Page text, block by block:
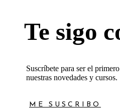
Te sigo
Suscríbete para ser el
nuestras novedades y cursos.
ME SUSCRIBO